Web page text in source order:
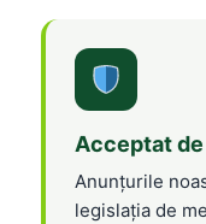
Acceptat
Anunțurile
legislația de